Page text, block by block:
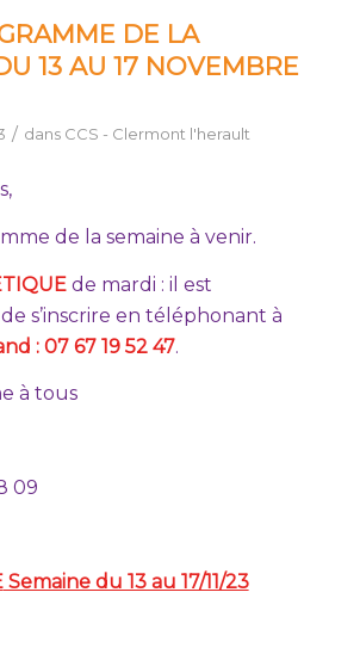
DE LA
13 AU 17 NOVEMBRE
/ dans CCS - Clermont l'herault
de la semaine à venir.
de mardi : il est
s’inscrire en téléphonant à
: 07 67 19 52 47.
à tous
09
Semaine du 13 au 17/11/23